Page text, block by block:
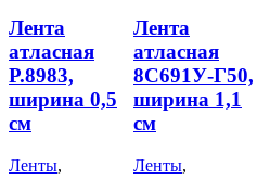
Лента
атласная
Р.8983,
ширина 0,5
см
Ленты,
Лента
атласная
8С691У-Г50,
ширина 1,1
см
Ленты,